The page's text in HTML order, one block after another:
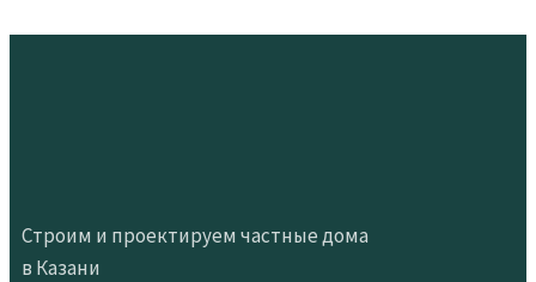
Строим и проектируем частные дома
в Казани